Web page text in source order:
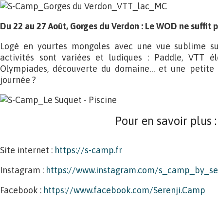
Du 22 au 27 Août, Gorges du Verdon : Le WOD ne suffit
Logé en yourtes mongoles avec une vue sublime
activités sont variées et ludiques : Paddle, VTT
Olympiades, découverte du domaine… et une
journée ?
Pour en savoir plus :
Site internet : https://s-camp.fr
Instagram : https://www.instagram.com/
Facebook : https://www.facebook.com/Serenji.Camp